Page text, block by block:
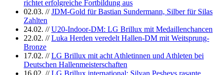
richtet erfolgreiche Fortbildung aus
02.03. //JDM-Gold für Bastian Sundermann, Silber für Silas
Zahlten
24.02. //U20-Indoor-DM: LG Brillux mit Medaillenchancen
22.02. //Luka Herden veredelt Hallen-DM mit Weitsprung-
Bronze
17.02. //LG Brillux mit acht Athletinnen und Athleten bei
Deutschen Hallenmeisterschaften